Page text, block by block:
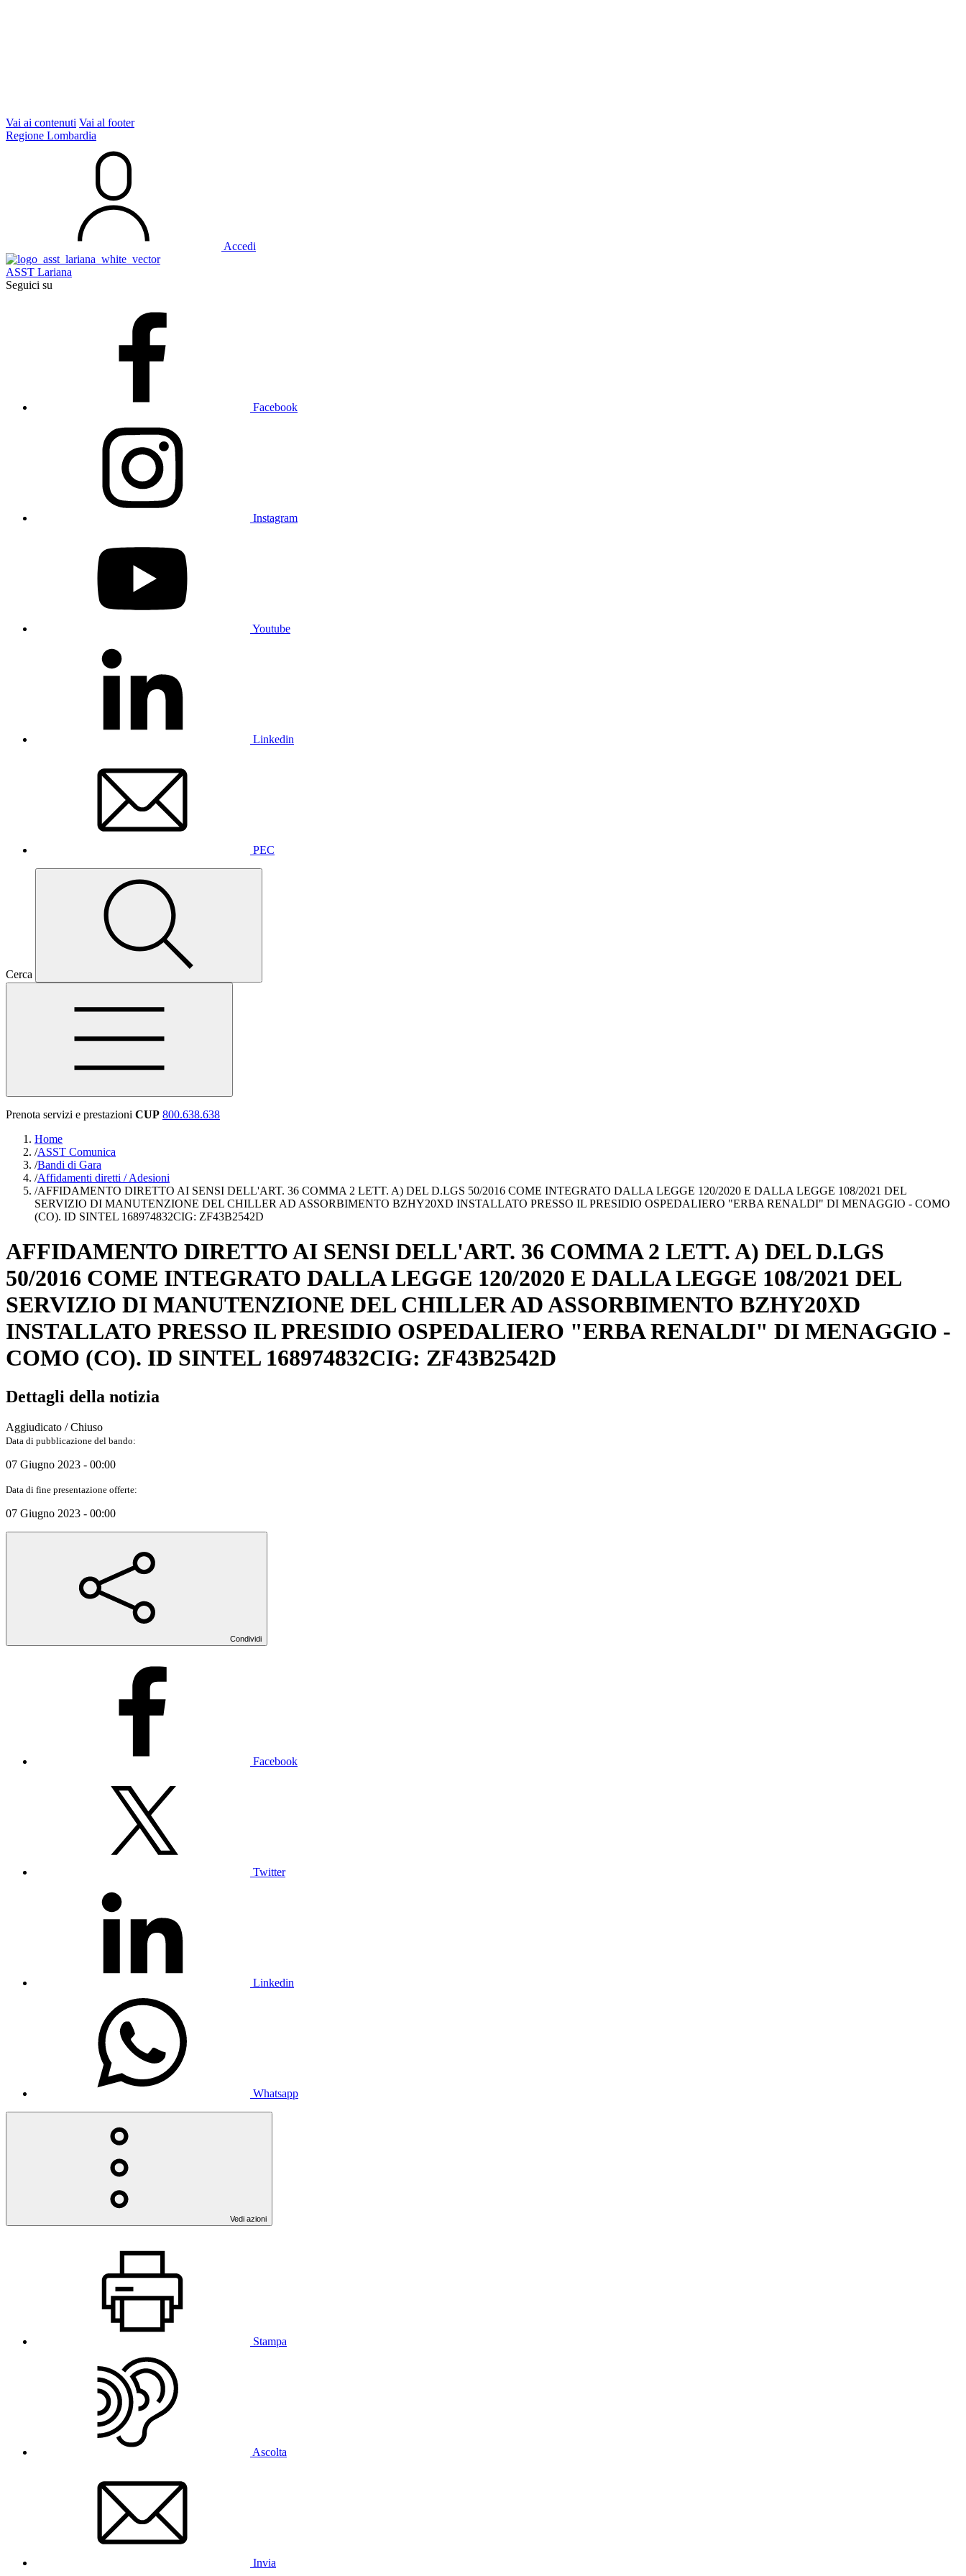
Vai ai contenuti Vai al footer
Regione Lombardia
Accedi
ASST Lariana
Seguici su
Facebook
Instagram
Youtube
Linkedin
PEC
Cerca
Prenota servizi e prestazioni CUP 800.638.638
Home
/ASST Comunica
/Bandi di Gara
/Affidamenti diretti / Adesioni
/AFFIDAMENTO DIRETTO AI SENSI DELL'ART. 36 COMMA 2 LETT. A) DEL D.LGS 50/2016 COME INTEGRATO DALLA LEGGE 120/2020 E DALLA LEGGE 108/2021 DEL
SERVIZIO DI MANUTENZIONE DEL CHILLER AD ASSORBIMENTO BZHY20XD INSTALLATO PRESSO IL PRESIDIO OSPEDALIERO "ERBA RENALDI" DI MENAGGIO - COMO
(CO). ID SINTEL 168974832CIG: ZF43B2542D
AFFIDAMENTO DIRETTO AI SENSI DELL'ART. 36 COMMA 2 LETT. A) DEL D.LGS
50/2016 COME INTEGRATO DALLA LEGGE 120/2020 E DALLA LEGGE 108/2021 DEL
SERVIZIO DI MANUTENZIONE DEL CHILLER AD ASSORBIMENTO BZHY20XD
INSTALLATO PRESSO IL PRESIDIO OSPEDALIERO "ERBA RENALDI" DI MENAGGIO -
COMO (CO). ID SINTEL 168974832CIG: ZF43B2542D
Dettagli della notizia
Aggiudicato / Chiuso
Data di pubblicazione del bando:
07 Giugno 2023 - 00:00
Data di fine presentazione offerte:
07 Giugno 2023 - 00:00
Condividi
Facebook
Twitter
Linkedin
Whatsapp
Vedi azioni
Stampa
Ascolta
Invia